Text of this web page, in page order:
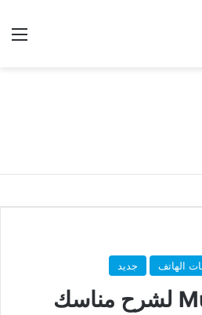
الهاتف جديد
تطبيق Mutawef لشرح مناسك